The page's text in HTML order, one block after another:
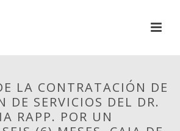
LA CONTRATACIÓN DE
DE SERVICIOS DEL DR.
RAPP. POR UN